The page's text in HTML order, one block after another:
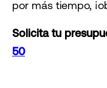
por más tiempo,
Solicita tu
50